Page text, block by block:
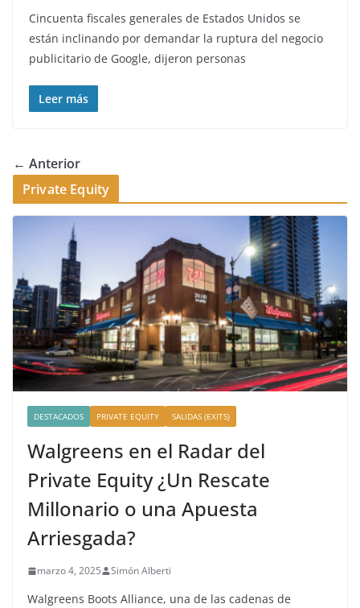
Cincuenta fiscales generales de Estados Unidos se
están inclinando por demandar la ruptura del negocio
publicitario de Google, dijeron personas
Leer más
← Anterior
Private Equity
DESTACADOS PRIVATE EQUITY SALIDAS (EXITS)
Walgreens en el Radar del
Private Equity ¿Un Rescate
Millonario o una Apuesta
Arriesgada?
marzo 4, 2025 Simón Alberti
Walgreens Boots Alliance, una de las cadenas de